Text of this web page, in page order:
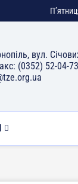
вул.
(0352) 52-04-73